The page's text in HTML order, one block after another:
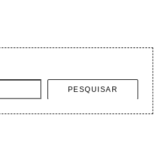
PESQUISAR